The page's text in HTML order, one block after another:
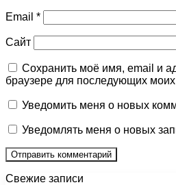
Email *
Сайт
Сохранить моё имя, email и
браузере для последующих
Уведомить меня о новых
Уведомлять меня о новых
Свежие записи